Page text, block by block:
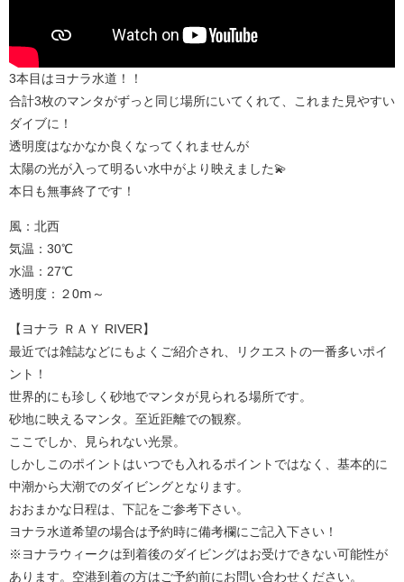
3本目はヨナラ水道！！
合計3枚のマンタがずっと同じ場所にいてくれて、これまた見やすい
ダイブに！
透明度はなかなか良くなってくれませんが
太陽の光が入って明るい水中がより映えました💫
本日も無事終了です！
風：北西
気温：30℃
水温：27℃
透明度：２0ⅿ～
【ヨナラ ＲＡＹ RIVER】
最近では雑誌などにもよくご紹介され、リクエストの一番多いポイ
ント！
世界的にも珍しく砂地でマンタが見られる場所です。
砂地に映えるマンタ。至近距離での観察。
ここでしか、見られない光景。
しかしこのポイントはいつでも入れるポイントではなく、基本的に
中潮から大潮でのダイビングとなります。
おおまかな日程は、下記をご参考下さい。
ヨナラ水道希望の場合は予約時に備考欄にご記入下さい！
※ヨナラウィークは到着後のダイビングはお受けできない可能性が
あります。空港到着の方はご予約前にお問い合わせください。